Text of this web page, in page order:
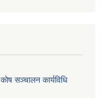
सञ्चालन कार्यविधि